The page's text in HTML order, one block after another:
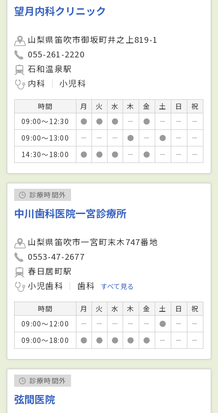
望月内科クリニック
山梨県笛吹市御坂町井之上819-1
055-261-2220
石和温泉駅
内科
小児科
時間 月 火 水 木 金 土 日
祝
09:00～12:30
● ● ● － ● － －
－
09:00～13:00
－ － － ● － ● －
－
14:30～18:00
● ● ● － ● － － －
診療時間外
中川歯科医院一宮診療所
山梨県笛吹市一宮町末木747番地
0553-47-2677
春日居町駅
小児歯科
歯科 すべて見る
時間 月 火 水 木 金 土 日
祝
09:00～12:00
－ － － － － ● －
－
09:00～18:00
● ● ● ● ● － － －
診療時間外
弦間医院